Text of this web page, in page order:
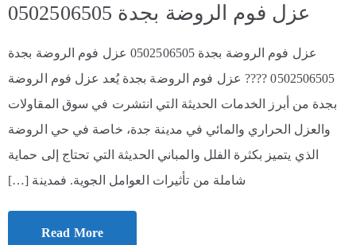
عزل فوم الروضة بجدة 0502506505
عزل فوم الروضة بجدة 0502506505 عزل فوم الروضة بجدة
0502506505 ???? عزل فوم الروضة بجدة يُعد عزل فوم الروضة
بجدة من أبرز الخدمات الحديثة التي انتشرت في سوق المقاولات
والعزل الحراري والمائي في مدينة جدة، خاصة في حي الروضة
الذي يتميز بكثرة الفلل والمباني الحديثة التي تحتاج إلى حماية
شاملة من تأثيرات العوامل الجوية. فمدينة […]
Read More